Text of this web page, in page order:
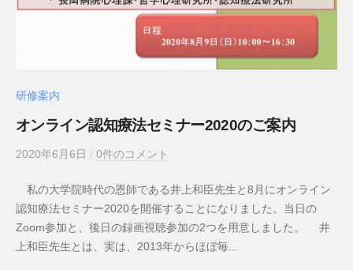
研修案内
オンライン認知療法セミナー2020のご案内
2020年6月6日 b
若
井
貴
史
/ 0件のコメント
私の大学院時代の恩師である井上和臣先生と8月にオンライン
認知療法セミナー2020を開催することになりました。当日の
Zoom参加と、後日の録画視聴参加の2つを用意しました。 井
上和臣先生とは、実は、2013年からほぼ毎...